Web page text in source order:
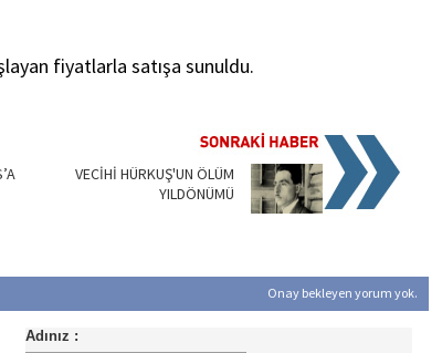
fiyatlarla satışa sunuldu.
VECİHİ HÜRKUŞ'UN ÖLÜM
YILDÖNÜMÜ
Onay bekleyen yorum yok.